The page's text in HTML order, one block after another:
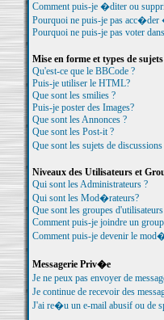
Comment puis-je �diter ou
Pourquoi ne puis-je pas
Pourquoi ne puis-je pas voter
Mise en forme et types de sujets
Qu'est-ce que le BBCode ?
Puis-je utiliser le HTML?
Que sont les smilies ?
Puis-je poster des Images?
Que sont les Annonces ?
Que sont les Post-it ?
Que sont les sujets de
Niveaux des Utilisateurs et
Qui sont les Administrateurs ?
Qui sont les Mod�rateurs?
Que sont les groupes d'utilisateurs
Comment puis-je joindre un
Comment puis-je devenir le
Messagerie Priv�e
Je ne peux pas envoyer de
Je continue de recevoir des
J'ai re�u un e-mail abusif ou de